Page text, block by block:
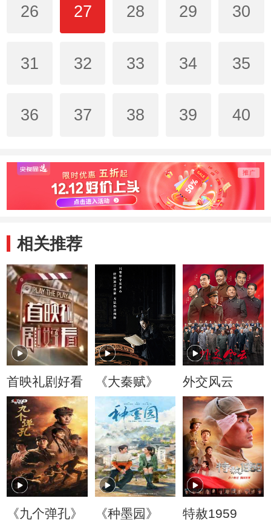
26 27 28 29 30
31 32 33 34 35
36 37 38 39 40
相关推荐
首映礼剧好看 《大秦赋》 外交风云
《九个弹孔》 《种墨园》 特赦1959